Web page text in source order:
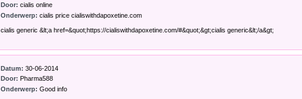
Door: cialis online
Onderwerp: cialis price cialiswithdapoxetine.com
cialis generic &lt;a href=&quot;https://cialiswithdapoxetine.com/#&quot;&gt;cialis generic&lt;/a&gt;
Datum: 30-06-2014
Door: Pharma588
Onderwerp: Good info